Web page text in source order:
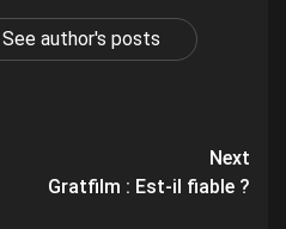
See author's posts
Next
Gratfilm : Est-il fiable ?